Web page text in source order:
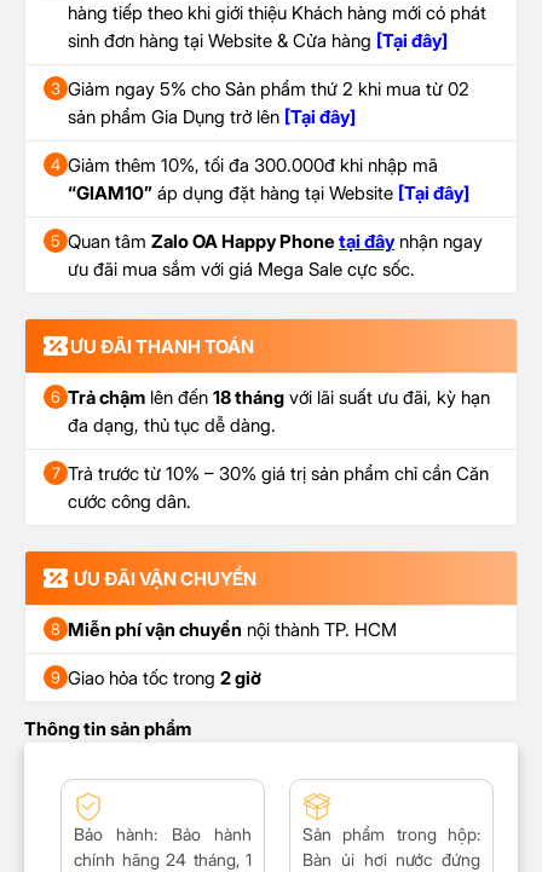
hàng tiếp theo khi giới thiệu Khách hàng mới có phát
sinh đơn hàng tại Website & Cửa hàng [Tại đây]
3 Giảm ngay 5% cho Sản phẩm thứ 2 khi mua từ 02
sản phẩm Gia Dụng trở lên [Tại đây]
4 Giảm thêm 10%, tối đa 300.000đ khi nhập mã
“GIAM10” áp dụng đặt hàng tại Website [Tại đây]
5 Quan tâm Zalo OA Happy Phone tại đâynhận ngay
ưu đãi mua sắm với giá Mega Sale cực sốc.
ƯU ĐÃI THANH TOÁN
6 Trả chậm lên đến 18 tháng với lãi suất ưu đãi, kỳ hạn
đa dạng, thủ tục dễ dàng.
7 Trả trước từ 10% – 30% giá trị sản phẩm chỉ cần Căn
cước công dân.
ƯU ĐÃI VẬN CHUYỂN
8 Miễn phí vận chuyển nội thành TP. HCM
9 Giao hỏa tốc trong 2 giờ
Thông tin sản phẩm
Bảo hành: Bảo hành
chính hãng 24 tháng, 1
Sản phẩm trong hộp:
Bàn ủi hơi nước đứng